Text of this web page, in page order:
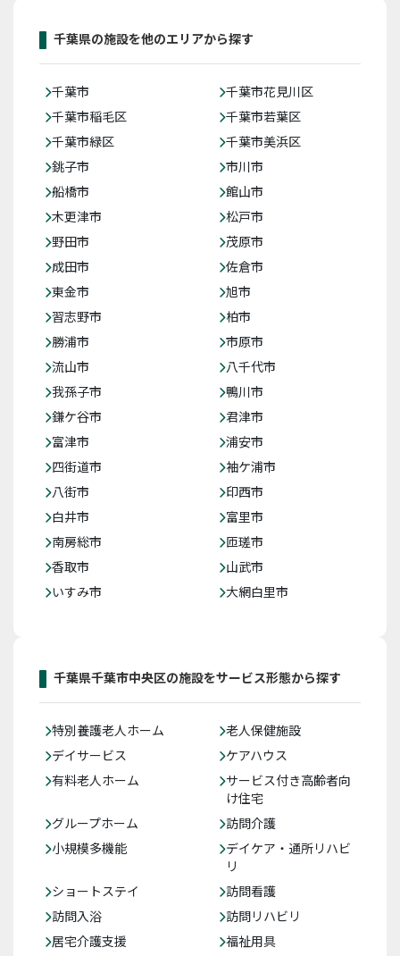
千葉県の施設を他のエリアから探す
千葉市
千葉市花見川区
千葉市稲毛区
千葉市若葉区
千葉市緑区
千葉市美浜区
銚子市
市川市
船橋市
館山市
木更津市
松戸市
野田市
茂原市
成田市
佐倉市
東金市
旭市
習志野市
柏市
勝浦市
市原市
流山市
八千代市
我孫子市
鴨川市
鎌ケ谷市
君津市
富津市
浦安市
四街道市
袖ケ浦市
八街市
印西市
白井市
富里市
南房総市
匝瑳市
香取市
山武市
いすみ市
大網白里市
千葉県千葉市中央区の施設をサービス形態から探す
特別養護老人ホーム
老人保健施設
デイサービス
ケアハウス
有料老人ホーム
サービス付き高齢者向
け住宅
グループホーム
訪問介護
小規模多機能
デイケア・通所リハビ
リ
ショートステイ
訪問看護
訪問入浴
訪問リハビリ
居宅介護支援
福祉用具